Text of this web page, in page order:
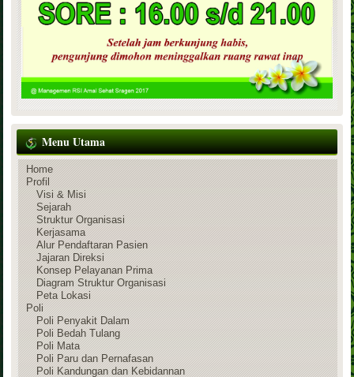
Menu Utama
Home
Profil
Visi & Misi
Sejarah
Struktur Organisasi
Kerjasama
Alur Pendaftaran Pasien
Jajaran Direksi
Konsep Pelayanan Prima
Diagram Struktur Organisasi
Peta Lokasi
Poli
Poli Penyakit Dalam
Poli Bedah Tulang
Poli Mata
Poli Paru dan Pernafasan
Poli Kandungan dan Kebidannan